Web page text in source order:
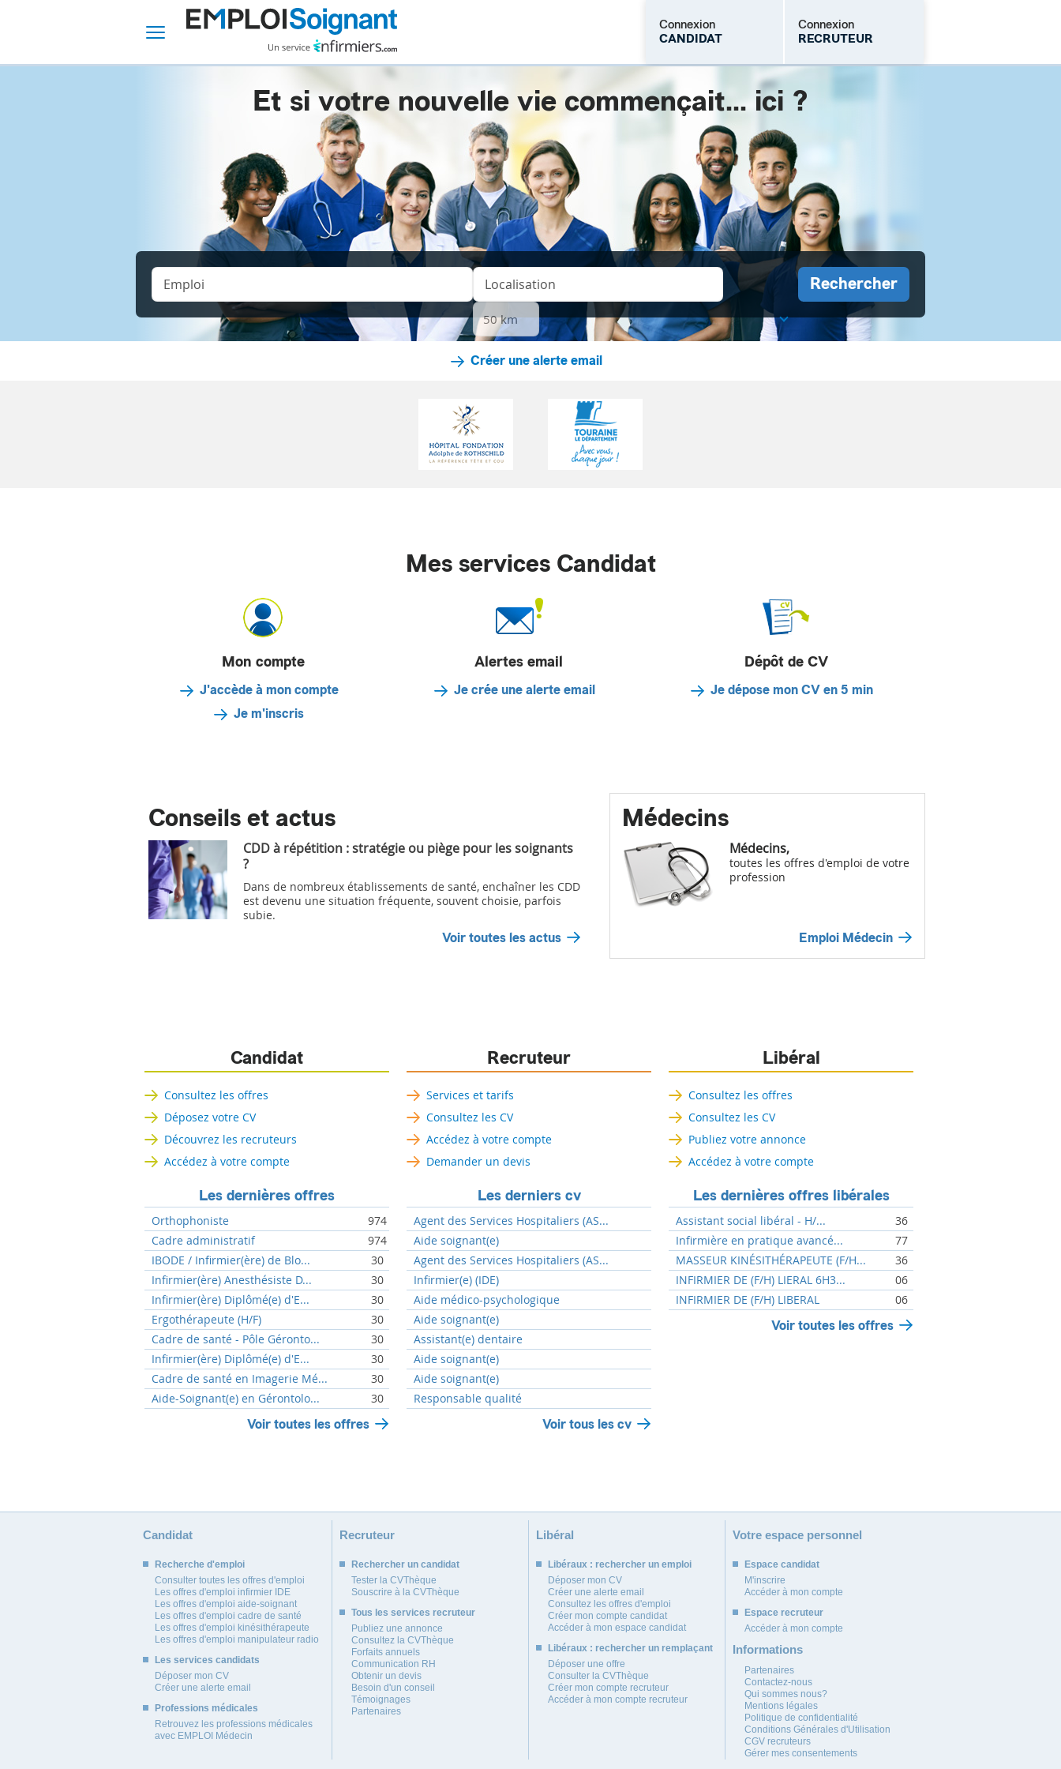
Connexion
CANDIDAT
Connexion
RECRUTEUR
M'inscrire Mot de passe oublié
Et si votre nouvelle vie commençait... ici ?
Créer une alerte email
Mes services Candidat
Mon compte
J'accède à mon compte
Je m'inscris
Alertes email
Je crée une alerte email
Dépôt de CV
Je dépose mon CV en 5 min
Conseils et actus
CDD à répétition : stratégie ou piège pour les soignants
?
Dans de nombreux établissements de santé, enchaîner les CDD
est devenu une situation fréquente, souvent choisie, parfois
subie.
Voir toutes les actus
Médecins
Médecins,
toutes les offres d'emploi de votre
profession
Emploi Médecin
Candidat
Consultez les offres
Déposez votre CV
Découvrez les recruteurs
Accédez à votre compte
Les dernières offres
Orthophoniste
974
Cadre administratif
974
IBODE / Infirmier(ère) de Blo...
30
Infirmier(ère) Anesthésiste D...
30
Infirmier(ère) Diplômé(e) d'E...
30
Ergothérapeute (H/F)
30
Cadre de santé - Pôle Géronto...
30
Infirmier(ère) Diplômé(e) d'E...
30
Cadre de santé en Imagerie Mé...
30
Aide-Soignant(e) en Gérontolo...
30
Voir toutes les offres
Recruteur
Services et tarifs
Consultez les CV
Accédez à votre compte
Demander un devis
Les derniers cv
Agent des Services Hospitaliers (AS...
Aide soignant(e)
Agent des Services Hospitaliers (AS...
Infirmier(e) (IDE)
Aide médico-psychologique
Aide soignant(e)
Assistant(e) dentaire
Aide soignant(e)
Aide soignant(e)
Responsable qualité
Voir tous les cv
Libéral
Consultez les offres
Consultez les CV
Publiez votre annonce
Accédez à votre compte
Les dernières offres libérales
Assistant social libéral - H/...
36
Infirmière en pratique avancé...
77
MASSEUR KINÉSITHÉRAPEUTE (F/H...
36
INFIRMIER DE (F/H) LIERAL 6H3...
06
INFIRMIER DE (F/H) LIBERAL
06
Voir toutes les offres
Candidat
Recherche d'emploi
Consulter toutes les offres d'emploi
Les offres d'emploi infirmier IDE
Les offres d'emploi aide-soignant
Les offres d'emploi cadre de santé
Les offres d'emploi kinésithérapeute
Les offres d'emploi manipulateur radio
Les services candidats
Déposer mon CV
Créer une alerte email
Professions médicales
Retrouvez les professions médicales
avec EMPLOI Médecin
Recruteur
Rechercher un candidat
Tester la CVThèque
Souscrire à la CVThèque
Tous les services recruteur
Publiez une annonce
Consultez la CVThèque
Forfaits annuels
Communication RH
Obtenir un devis
Besoin d'un conseil
Témoignages
Partenaires
Libéral
Libéraux : rechercher un emploi
Déposer mon CV
Créer une alerte email
Consultez les offres d'emploi
Créer mon compte candidat
Accéder à mon espace candidat
Libéraux : rechercher un remplaçant
Déposer une offre
Consulter la CVThèque
Créer mon compte recruteur
Accéder à mon compte recruteur
Votre espace personnel
Espace candidat
M'inscrire
Accéder à mon compte
Espace recruteur
Accéder à mon compte
Informations
Partenaires
Contactez-nous
Qui sommes nous?
Mentions légales
Politique de confidentialité
Conditions Générales d'Utilisation
CGV recruteurs
Gérer mes consentements